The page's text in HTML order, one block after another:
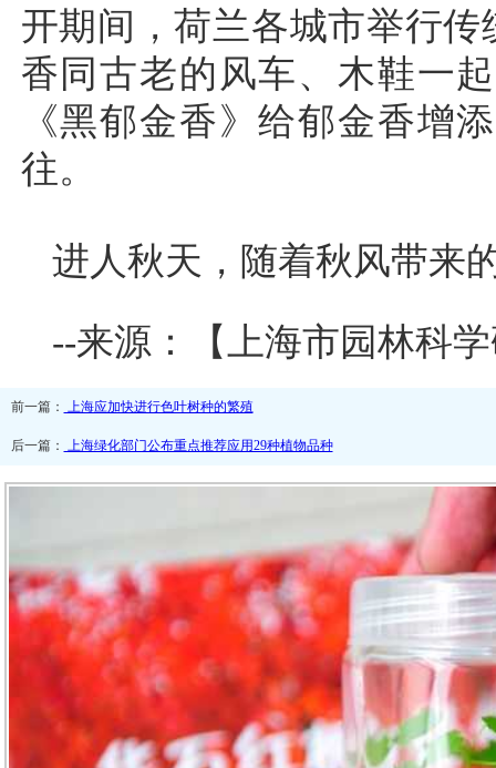
开期间，荷兰各城市举行
香同古老的风车、木鞋一
《黑郁金香》给郁金香增
往。
进人秋天，随着秋风带来
--来源：【上海市园林科
前一篇： 上海应加快进行色叶树种的繁殖
后一篇： 上海绿化部门公布重点推荐应用29种植物品种